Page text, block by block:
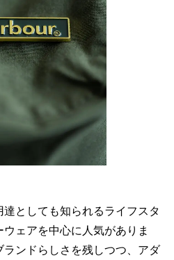
としても知られるライフスタ
ェアを中心に人気がありま
ンドらしさを残しつつ、アダ